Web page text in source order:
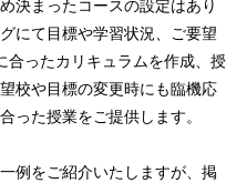
決まったコースの設定はあり
にて目標や学習状況、ご要望
合ったカリキュラムを作成、授
校や目標の変更時にも臨機応
った授業をご提供します。
例をご紹介いたしますが、掲